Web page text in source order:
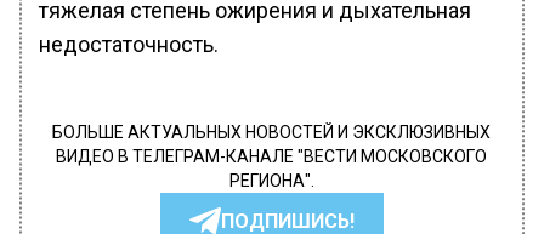
тяжелая степень ожирения и дыхательная
недостаточность.
БОЛЬШЕ АКТУАЛЬНЫХ НОВОСТЕЙ И ЭКСКЛЮЗИВНЫХ
ВИДЕО В ТЕЛЕГРАМ-КАНАЛЕ "ВЕСТИ МОСКОВСКОГО
РЕГИОНА".
ПОДПИШИСЬ!